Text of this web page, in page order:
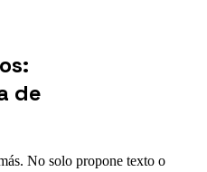
de
No solo propone texto o